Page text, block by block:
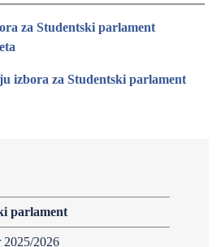
parlament
2025/2026
za Studentski parlament
izbora za Studentski parlament